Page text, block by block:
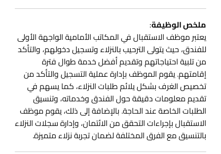
ملخص الوظيفة:
يعتبر موظف الاستقبال في المكاتب الأمامية الواجهة الأولى
للفندق، حيث يتولى الترحيب بالنزلاء وتسجيل دخولهم، والتأكد
من تلبية احتياجاتهم وتقديم أفضل خدمة طوال فترة
إقامتهم. يقوم الموظف بإدارة عملية التسجيل والتأكد من
تخصيص الغرف بشكل يلائم طلبات النزلاء، كما يسهم في
تقديم معلومات دقيقة حول الفندق وخدماته، وتنسيق
الطلبات الخاصة عند الحاجة. بالإضافة إلى ذلك، يقوم موظف
الاستقبال بإجراءات التحقق من الائتمان، وإدارة سجلات النزلاء
بالتنسيق مع الفرق المختلفة لضمان تجربة نزلاء متميزة.